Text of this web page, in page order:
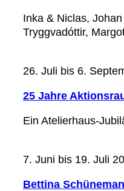
Inka & Niclas,
Tryggvadóttir,
26. Juli bis 6.
25 Jahre
Ein Atelierhaus-
7. Juni bis 19. Juli
Bettina